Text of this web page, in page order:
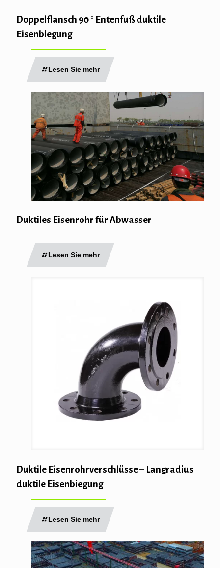
Doppelflansch 90 ° Entenfuß duktile
Eisenbiegung
Lesen Sie mehr
Duktiles Eisenrohr für Abwasser
Lesen Sie mehr
Duktile Eisenrohrverschlüsse – Langradius
duktile Eisenbiegung
Lesen Sie mehr